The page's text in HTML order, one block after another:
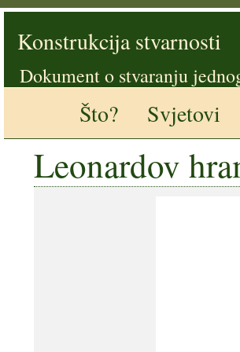
Konstrukcija stvarnosti
Dokument o stvaranju
Što? Svjetovi
Leonardov